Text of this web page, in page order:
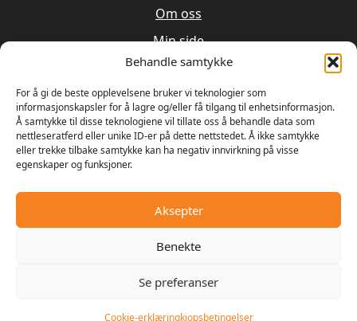
Behandle samtykke
For å gi de beste opplevelsene bruker vi teknologier som
informasjonskapsler for å lagre og/eller få tilgang til enhetsinformasjon.
Å samtykke til disse teknologiene vil tillate oss å behandle data som
nettleseratferd eller unike ID-er på dette nettstedet. Å ikke samtykke
eller trekke tilbake samtykke kan ha negativ innvirkning på visse
egenskaper og funksjoner.
Aksepter
Benekte
Se preferanser
Cookie-erklæringkjopsbetingelser
Om oss
Min side
Utleie
Verksted
Om oss
Våren 1989 bestemte Ulrik Olseng og Dagfinn
av motorsager og gressklippere. Bedriften fikk
navnet Hagemaskiner AS, og lokalene var den gamle
© 2025 - Digipos AS